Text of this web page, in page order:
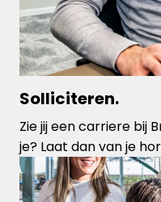
Solliciteren.
Zie jij een carriere bij
je? Laat dan van je